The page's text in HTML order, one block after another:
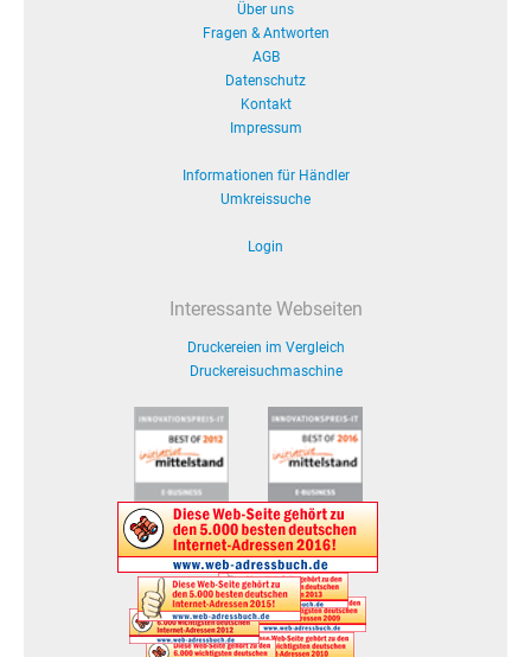
Über uns
Fragen & Antworten
AGB
Datenschutz
Kontakt
Impressum
Informationen für Händler
Umkreissuche
Login
Interessante Webseiten
Druckereien im Vergleich
Druckereisuchmaschine